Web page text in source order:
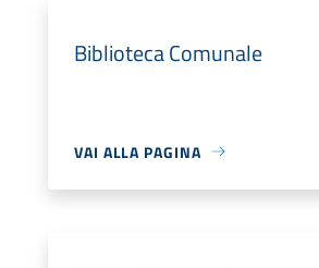
Biblioteca Comunale
VAI ALLA PAGINA